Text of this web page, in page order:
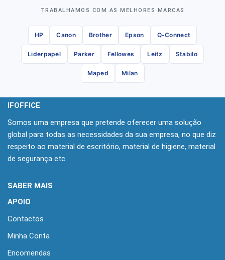
TRABALHAMOS COM AS MELHORES MARCAS
HP Canon Brother Epson Q-Connect
Liderpapel Parker Fellowes Leitz Stabilo
Maped Milan
IFOFFICE
Somos uma empresa que pretende oferecer uma solução
global para todas as necessidades da sua empresa, no que diz
respeito ao material de escritório, material de higiene, material
de segurança etc.
SABER MAIS
APOIO
Contactos
Minha Conta
Encomendas